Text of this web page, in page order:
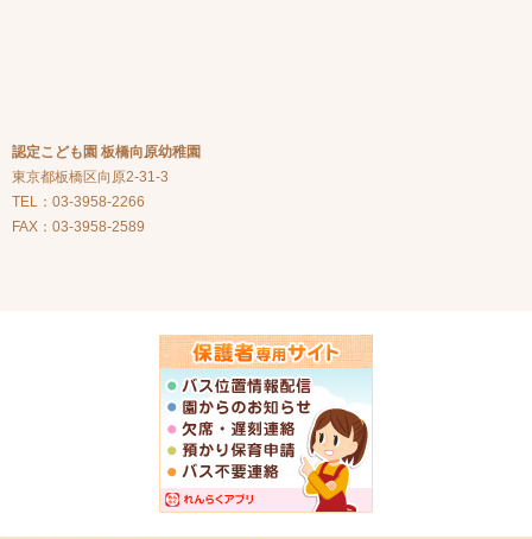
認定こども園 板橋向原幼稚園
東京都板橋区向原2-31-3
TEL：03-3958-2266
FAX：03-3958-2589